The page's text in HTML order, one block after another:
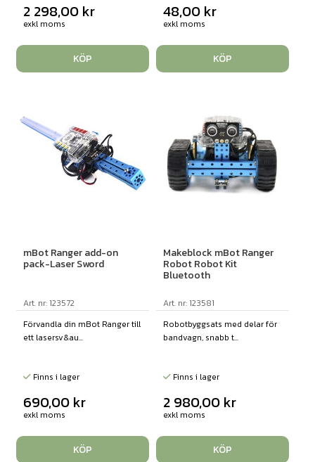
2 298,00 kr
exkl moms
KÖP
48,00 kr
exkl moms
KÖP
mBot Ranger add-on
pack-Laser Sword
Art. nr: 123572
Förvandla din mBot Ranger till
ett lasersv&au...
Finns i lager
690,00 kr
exkl moms
KÖP
Makeblock mBot Ranger
Robot Robot Kit
Bluetooth
Art. nr: 123581
Robotbyggsats med delar för
bandvagn, snabb t...
Finns i lager
2 980,00 kr
exkl moms
KÖP